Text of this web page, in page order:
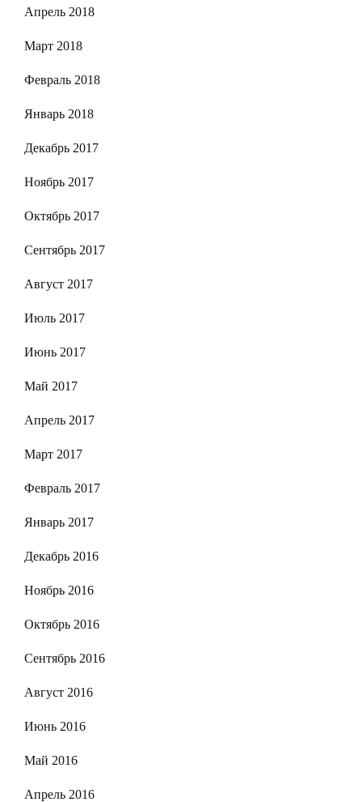
Апрель 2018
Март 2018
Февраль 2018
Январь 2018
Декабрь 2017
Ноябрь 2017
Октябрь 2017
Сентябрь 2017
Август 2017
Июль 2017
Июнь 2017
Май 2017
Апрель 2017
Март 2017
Февраль 2017
Январь 2017
Декабрь 2016
Ноябрь 2016
Октябрь 2016
Сентябрь 2016
Август 2016
Июнь 2016
Май 2016
Апрель 2016